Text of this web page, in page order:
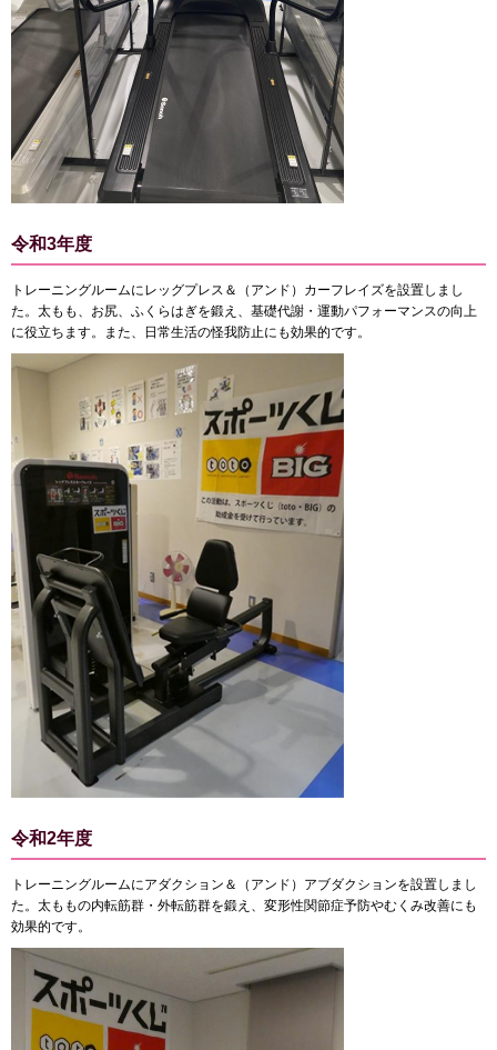
令和3年度
トレーニングルームにレッグプレス＆（アンド）カーフレイズを設置しまし
た。太もも、お尻、ふくらはぎを鍛え、基礎代謝・運動パフォーマンスの向上
に役立ちます。また、日常生活の怪我防止にも効果的です。
令和2年度
トレーニングルームにアダクション＆（アンド）アブダクションを設置しまし
た。太ももの内転筋群・外転筋群を鍛え、変形性関節症予防やむくみ改善にも
効果的です。